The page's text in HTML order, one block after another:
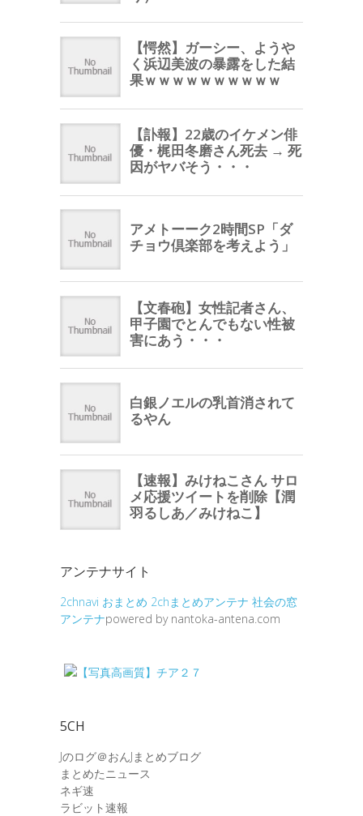
アンテナサイト
2chnavi おまとめ 2chまとめアンテナ 社会の窓
アンテナpowered by nantoka-antena.com
5CH
Jのログ＠おんJまとめブログ
まとめたニュース
ネギ速
ラビット速報